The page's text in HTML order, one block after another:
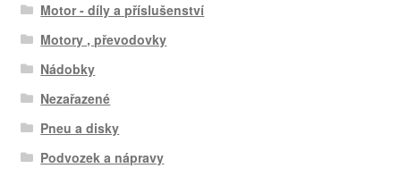
Motor - díly a příslušenství
Motory , převodovky
Nádobky
Nezařazené
Pneu a disky
Podvozek a nápravy